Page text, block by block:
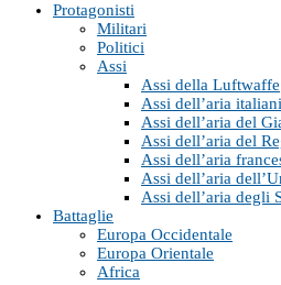
Protagonisti
Militari
Politici
Assi
Assi della Luftwaffe
Assi dell’aria italiani
Assi dell’aria del
Assi dell’aria del
Assi dell’aria
Assi dell’aria
Assi dell’aria degli
Battaglie
Europa Occidentale
Europa Orientale
Africa